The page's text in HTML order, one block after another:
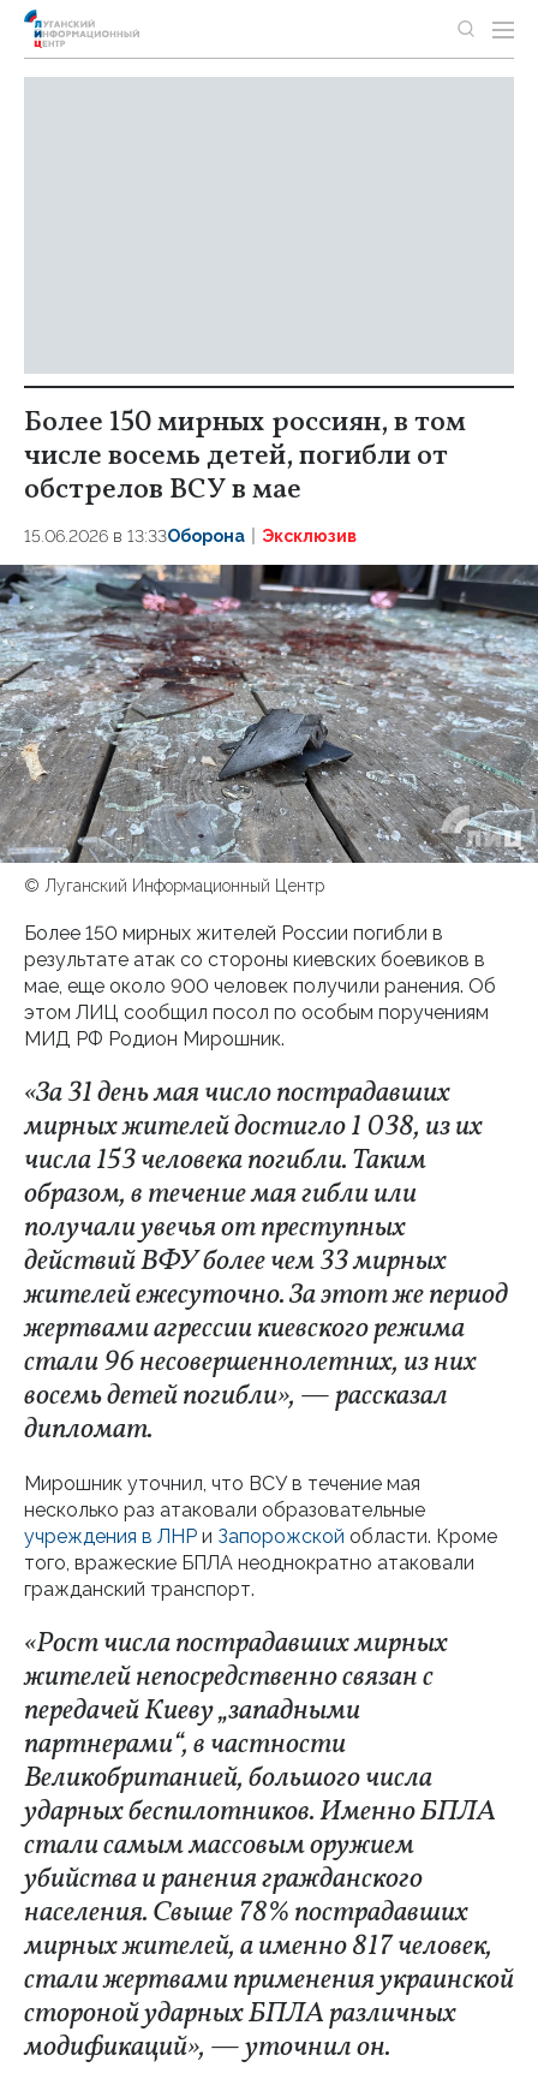
Более 150 мирных россиян, в том
числе восемь детей, погибли от
обстрелов ВСУ в мае
15.06.2026 в 13:33Оборона Эксклюзив
© Луганский Информационный Центр
Более 150 мирных жителей России погибли в
результате атак со стороны киевских боевиков в
мае, еще около 900 человек получили ранения. Об
этом ЛИЦ сообщил посол по особым поручениям
МИД РФ Родион Мирошник.
«За 31 день мая число пострадавших
мирных жителей достигло 1 038, из их
числа 153 человека погибли. Таким
образом, в течение мая гибли или
получали увечья от преступных
действий ВФУ более чем 33 мирных
жителей ежесуточно. За этот же период
жертвами агрессии киевского режима
стали 96 несовершеннолетних, из них
восемь детей погибли», — рассказал
дипломат.
Мирошник уточнил, что ВСУ в течение мая
несколько раз атаковали образовательные
учреждения в ЛНР и Запорожской области. Кроме
того, вражеские БПЛА неоднократно атаковали
гражданский транспорт.
«Рост числа пострадавших мирных
жителей непосредственно связан с
передачей Киеву „западными
партнерами“, в частности
Великобританией, большого числа
ударных беспилотников. Именно БПЛА
стали самым массовым оружием
убийства и ранения гражданского
населения. Свыше 78% пострадавших
мирных жителей, а именно 817 человек,
стали жертвами применения украинской
стороной ударных БПЛА различных
модификаций», — уточнил он.